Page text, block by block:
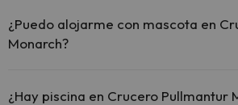
¿Puedo alojarme con mascota en
Monarch?
¿Hay piscina en Crucero Pullmantur